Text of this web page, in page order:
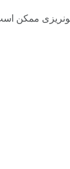
ممکن